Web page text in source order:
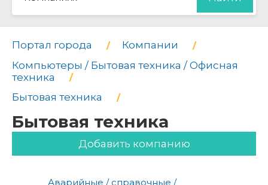
Портал города
Компании
Компьютеры / Бытовая техника / Офисная
техника
Бытовая техника
Бытовая техника
Добавить компанию
Аварийные / справочные /